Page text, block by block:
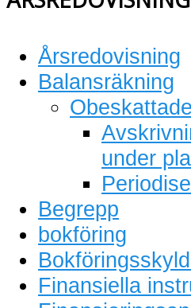
Årsredovisning
Balansräkning
under
Begrepp
bokföring
Finansiella